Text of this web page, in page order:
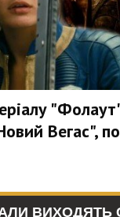
Вегас",
ВИХОДЯТЬ